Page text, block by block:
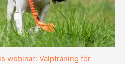
webinar: Valpträning för